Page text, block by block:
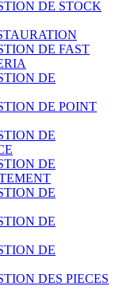
DE STOCK
DE FAST
DE
DE POINT
DE
DE
DE
DE
DE
DES PIECES